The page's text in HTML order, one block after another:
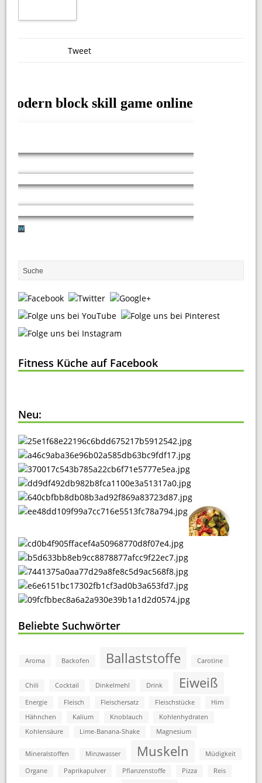
Tweet
Fitness Küche auf Facebook
Neu:
Beliebte Suchwörter
Aroma Backofen Ballaststoffe Carotine
Chili Cocktail Dinkelmehl Drink Eiweiß
Energie Fleisch Fleischersatz Fleischstücke
Hirn
Hähnchen
Kalium Knoblauch
Kohlenhydraten
Kohlensäure
Lime-Banana-Shake Magnesium
Mineralstoffen Minzwasser Muskeln Müdigkeit
Organe Paprikapulver Pflanzenstoffe Pizza Reis